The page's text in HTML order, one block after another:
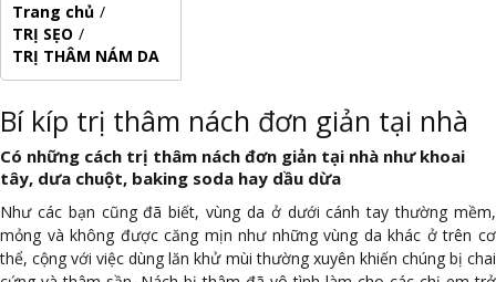
Trang chủ /
TRỊ SẸO /
TRỊ THÂM NÁM DA
Bí kíp trị thâm nách đơn giản tại nhà
Có những cách trị thâm nách đơn giản tại nhà như khoai
tây, dưa chuột, baking soda hay dầu dừa
Như các bạn cũng đã biết, vùng da ở dưới cánh tay thường mềm,
mỏng và không được căng mịn như những vùng da khác ở trên cơ
thể, cộng với việc dùng lăn khử mùi thường xuyên khiến chúng bị chai